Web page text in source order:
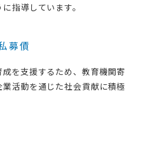
指導しています。
募債
を支援するため、教育機関寄
活動を通じた社会貢献に積極